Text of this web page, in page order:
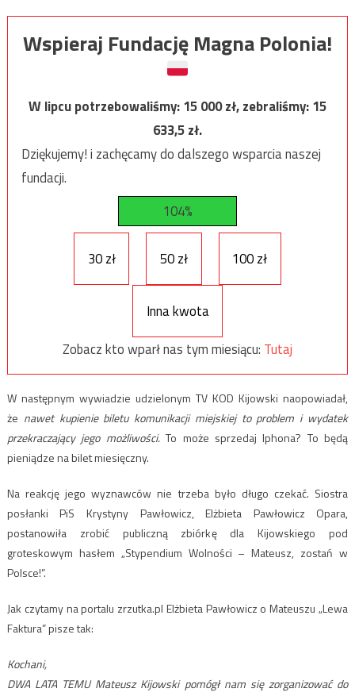
Wspieraj Fundację Magna Polonia!
W lipcu potrzebowaliśmy:15 000zł, zebraliśmy:15
633,5zł.
Dziękujemy! i zachęcamy do dalszego wsparcia naszej
fundacji.
104%
30 zł 50 zł 100 zł
Inna kwota
Zobacz kto wparł nas tym miesiącu: Tutaj
W następnym wywiadzie udzielonym TV KOD Kijowski naopowiadał,
że nawet kupienie biletu komunikacji miejskiej to problem i wydatek
przekraczający jego możliwości.To może sprzedaj Iphona? To będą
pieniądze na bilet miesięczny.
Na reakcję jego wyznawców nie trzeba było długo czekać. Siostra
posłanki PiS Krystyny Pawłowicz, Elżbieta Pawłowicz Opara,
postanowiła zrobić publiczną zbiórkę dla Kijowskiego pod
groteskowym hasłem „Stypendium Wolności – Mateusz, zostań w
Polsce!”.
Jak czytamy na portalu zrzutka.pl Elżbieta Pawłowicz o Mateuszu „Lewa
Faktura” pisze tak:
Kochani,
DWA LATA TEMU Mateusz Kijowski pomógł nam się zorganizować do